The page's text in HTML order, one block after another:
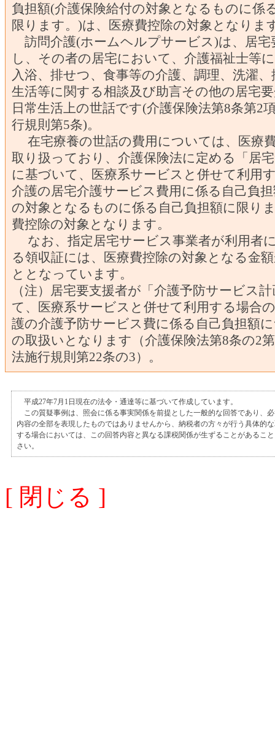
負担額(介護保険給付の対象となるものに係
限ります。)は、医療費控除の対象となりま
訪問介護(ホームヘルプサービス)は、居宅
し、その者の居宅において、介護福祉士等
入浴、排せつ、食事等の介護、調理、洗濯
生活等に関する相談及び助言その他の居宅
日常生活上の世話です(介護保険法第8条第2
行規則第5条)。
在宅療養の世話の費用については、医療
取り扱っており、介護保険法に定める「居
に基づいて、医療系サービスと併せて利用
介護の居宅介護サービス費用に係る自己負
の対象となるものに係る自己負担額に限り
費控除の対象となります。
なお、指定居宅サービス事業者が利用者
る領収証には、医療費控除の対象となる金
ととなっています。
（注）居宅要支援者が「介護予防サービス
て、医療系サービスと併せて利用する場合
護の介護予防サービス費に係る自己負担額
の取扱いとなります（介護保険法第8条の2
法施行規則第22条の3）。
平成27年7月1日現在の法令・通達等に基づいて作成しています。
この質疑事例は、照会に係る事実関係を前提とした一般的な回答であり、
内容の全部を表現したものではありませんから、納税者の方々が行う具体的
する場合においては、この回答内容と異なる課税関係が生ずることがあるこ
さい。
[ 閉じる ]